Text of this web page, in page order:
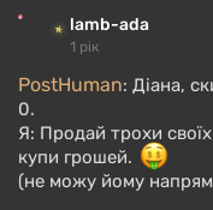
lamb-ada
1 рік
PostHuman: Діана,
0.
Я: Продай трохи своїх
купи грошей.
(не можу йому